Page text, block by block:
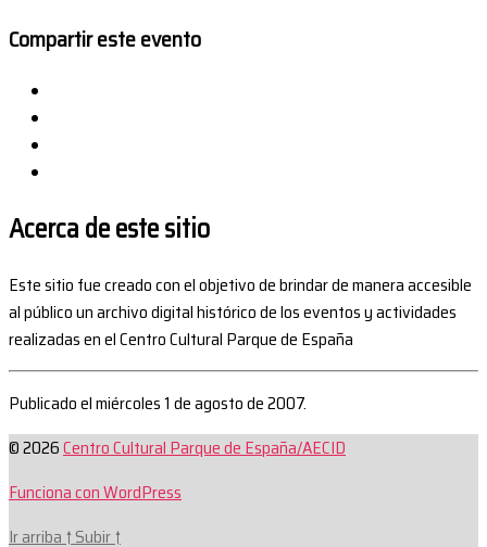
Compartir este evento
Acerca de este sitio
Este sitio fue creado con el objetivo de brindar de manera accesible
al público un archivo digital histórico de los eventos y actividades
realizadas en el Centro Cultural Parque de España
Publicado el miércoles 1 de agosto de 2007.
© 2026Centro Cultural Parque de España/AECID
Funciona con WordPress
Ir arriba↑Subir↑